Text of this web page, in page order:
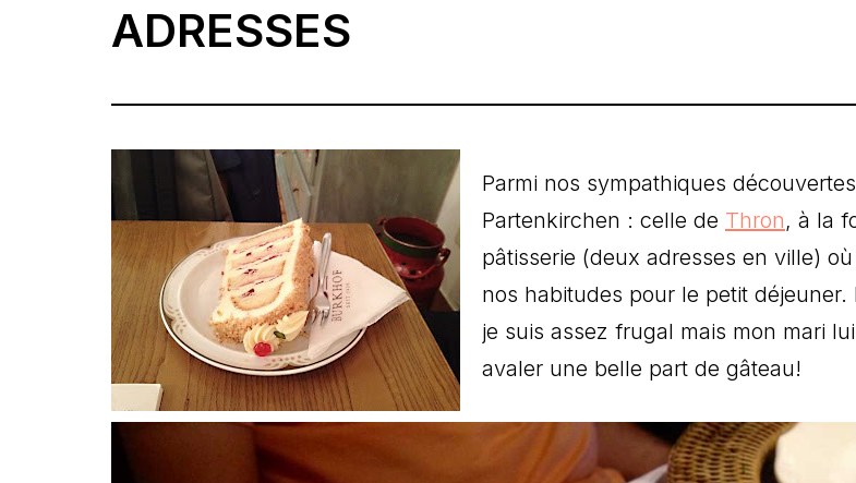
ADRESSES
Parmi nos sympathiques
Partenkirchen : celle de Thron, à la
pâtisserie (deux adresses en ville)
nos habitudes pour le petit déjeuner.
je suis assez frugal mais mon mari
avaler une belle part de gâteau!